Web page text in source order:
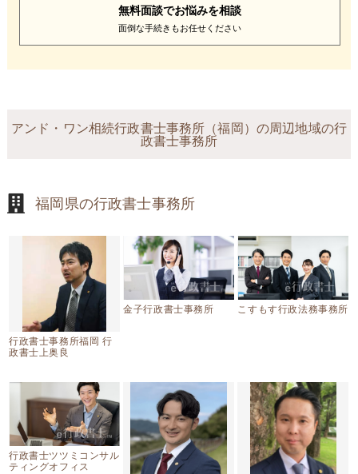
無料面談でお悩みを相談
面倒な手続きもお任せください
アンド・ワン相続行政書士事務所（福岡）の周辺地域の行
政書士事務所
福岡県の行政書士事務所
行政書士事務所福岡 行
政書士上奥良
金子行政書士事務所 こすもす行政法務事務所
行政書士ツツミコンサル
ティングオフィス